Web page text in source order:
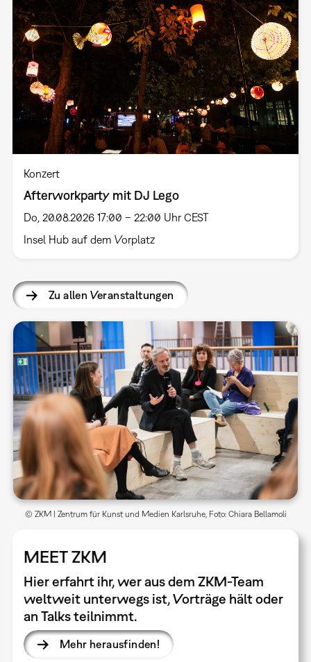
Konzert
Afterworkparty mit DJ Lego
Do, 20.08.2026 17:00 – 22:00 Uhr CEST
Insel Hub auf dem Vorplatz
Zu allen Veranstaltungen
MEET ZKM
Hier erfahrt ihr, wer aus dem ZKM-Team
weltweit unterwegs ist, Vorträge hält oder
an Talks teilnimmt.
Mehr herausfinden!
© ZKM | Zentrum für Kunst und Medien Karlsruhe, Foto: Chiara Bellamoli